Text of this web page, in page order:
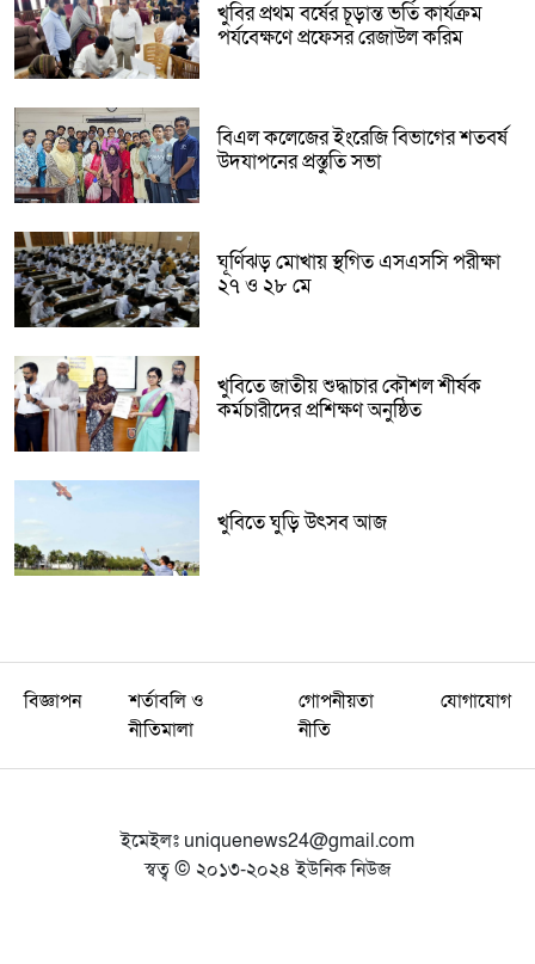
খুবির প্রথম বর্ষের চূড়ান্ত ভর্তি কার্যক্রম
পর্যবেক্ষণে প্রফেসর রেজাউল করিম
বিএল কলেজের ইংরেজি বিভাগের শতবর্ষ
উদযাপনের প্রস্তুতি সভা
ঘূর্ণিঝড় মোখায় স্থগিত এসএসসি পরীক্ষা
২৭ ও ২৮ মে
খুবিতে জাতীয় শুদ্ধাচার কৌশল শীর্ষক
কর্মচারীদের প্রশিক্ষণ অনুষ্ঠিত
খুবিতে ঘুড়ি উৎসব আজ
বিজ্ঞাপন
শর্তাবলি ও
নীতিমালা
গোপনীয়তা
নীতি
যোগাযোগ
ইমেইলঃ uniquenews24@gmail.com
স্বত্ব © ২০১৩-২০২৪ ইউনিক নিউজ